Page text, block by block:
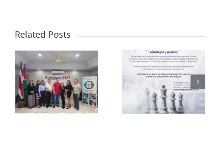
Related Posts
Club de
Ajedrez
CCPCR
Informa